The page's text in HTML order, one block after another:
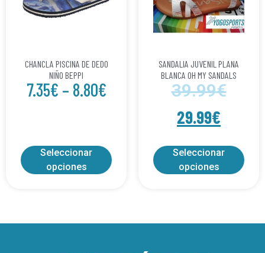
CHANCLA PISCINA DE DEDO
NIÑO BEPPI
7.35€ – 8.80€
Seleccionar
opciones
SANDALIA JUVENIL PLANA
BLANCA OH MY SANDALS
39.99€
29.99€
Seleccionar
opciones